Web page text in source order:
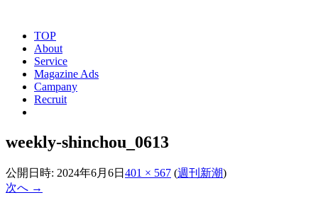
TOP
About
Service
Magazine Ads
Campany
Recruit
weekly-shinchou_0613
公開日時: 2024年6月6日 401 × 567 (週刊新潮)
次へ →